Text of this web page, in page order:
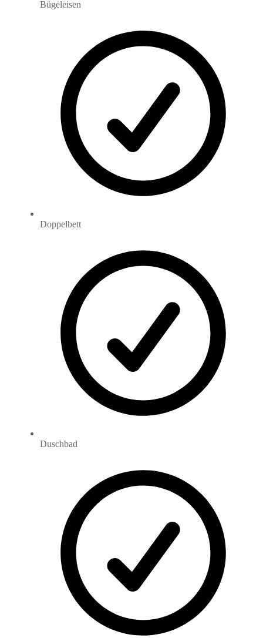
Bügeleisen
Doppelbett
Duschbad